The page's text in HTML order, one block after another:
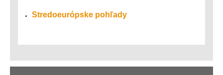
Stredoeurópske pohľady